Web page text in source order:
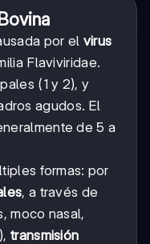
por el virus
Flaviviridae.
(1 y 2), y
agudos. El
de 5 a
formas: por
, a través de
moco nasal,
transmisión